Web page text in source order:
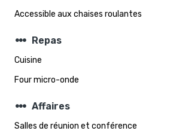
Accessible aux chaises roulantes
steppers Repas
Cuisine
Four micro-onde
steppers Affaires
Salles de réunion et conférence